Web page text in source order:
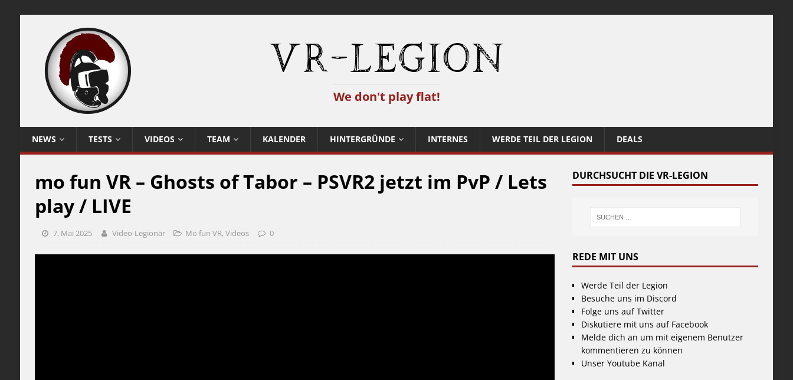
VR-Legion
We don't play flat!
NEWS TESTS VIDEOS TEAM KALENDER HINTERGRÜNDE INTERNES WERDE TEIL DER LEGION DEALS
mo fun VR – Ghosts of Tabor – PSVR2 jetzt im PvP / Lets
play / LIVE
7. Mai 2025 Video-Legionär Mo fun VR,Videos 0
DURCHSUCHT DIE VR-LEGION
REDE MIT UNS
Werde Teil der Legion
Besuche uns im Discord
Folge uns auf Twitter
Diskutiere mit uns auf Facebook
Melde dich an um mit eigenem Benutzer
kommentieren zu können
Unser Youtube Kanal